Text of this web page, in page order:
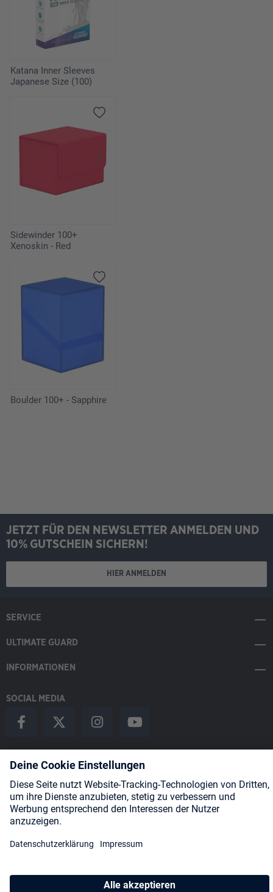
Katana Inner Sleeves
Japanese Size (100)
Sidewinder 100+
Xenoskin - Red
Boulder 100+ - Sapphire
JETZT FÜR DEN NEWSLETTER ANMELDEN UND
10% GUTSCHEIN SICHERN!
HIER ANMELDEN
SERVICE
ULTIMATE GUARD
INFORMATIONEN
SOCIAL MEDIA
Payment Methods
Shipping